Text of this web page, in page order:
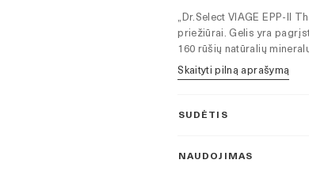
„Dr.Select VIAGE EPP-II
priežiūrai. Gelis yra
160 rūšių natūralių
Skaityti pilną aprašymą
SUDĖTIS
NAUDOJIMAS